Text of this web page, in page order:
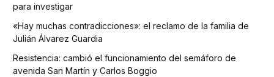
para investigar
«Hay muchas contradicciones»: el reclamo de la familia de
Julián Álvarez Guardia
Resistencia: cambió el funcionamiento del semáforo de
avenida San Martín y Carlos Boggio